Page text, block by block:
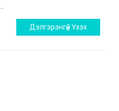
Дэлгэрэнгүй Үзэх